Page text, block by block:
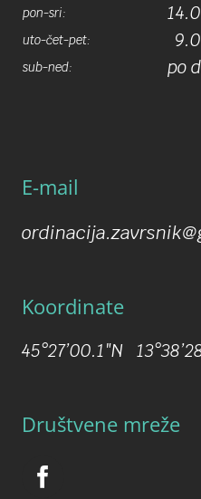
pon-sri:
uto-čet-pet:
sub-ned: po
E-mail
Koordinate
45°27’00.1″N
Društvene mreže